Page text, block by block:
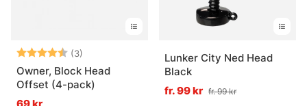
Betyg: (3)
4.7 utav 5 stjärnor
Owner, Block Head
Offset (4-pack)
Lunker City Ned Head
Black
fr. 99 kr fr. 99 kr